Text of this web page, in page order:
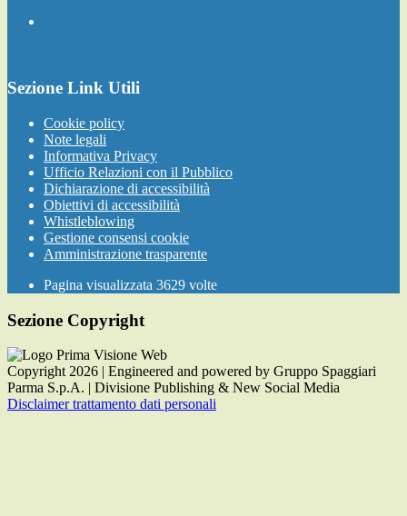
Sezione Link Utili
Cookie policy
Note legali
Informativa Privacy
Ufficio Relazioni con il Pubblico
Dichiarazione di accessibilità
Obiettivi di accessibilità
Whistleblowing
Gestione consensi cookie
Amministrazione trasparente
Pagina visualizzata 3629 volte
Sezione Copyright
Copyright 2026 | Engineered and powered by Gruppo Spaggiari
Parma S.p.A. | Divisione Publishing & New Social Media
Disclaimer trattamento dati personali